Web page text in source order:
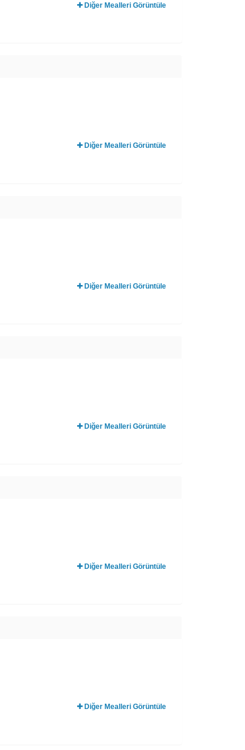
Diğer Mealleri Görüntüle
Diğer Mealleri Görüntüle
Diğer Mealleri Görüntüle
Diğer Mealleri Görüntüle
Diğer Mealleri Görüntüle
Diğer Mealleri Görüntüle